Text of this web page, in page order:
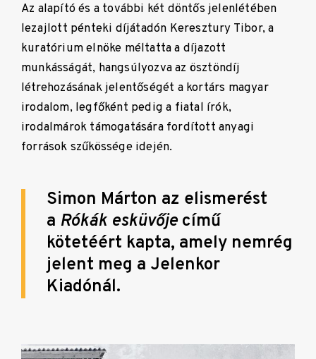
Az alapító és a további két döntős jelenlétében
lezajlott pénteki díjátadón Keresztury Tibor, a
kuratórium elnöke méltatta a díjazott
munkásságát, hangsúlyozva az ösztöndíj
létrehozásának jelentőségét a kortárs magyar
irodalom, legfőként pedig a fiatal írók,
irodalmárok támogatására fordított anyagi
források szűkössége idején.
Simon Márton az elismerést
a Rókák esküvőjecímű
kötetéért kapta, amely nemrég
jelent meg a Jelenkor
Kiadónál.